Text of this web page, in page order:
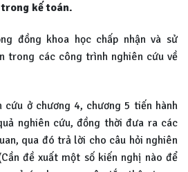
kế toán.
đồng khoa học chấp nhận và sử
trong các công trình nghiên cứu về
cứu ở chương 4, chương 5 tiến hành
nghiên cứu, đồng thời đưa ra các
qua đó trả lời cho câu hỏi nghiên
đề xuất một số kiến nghị nào để